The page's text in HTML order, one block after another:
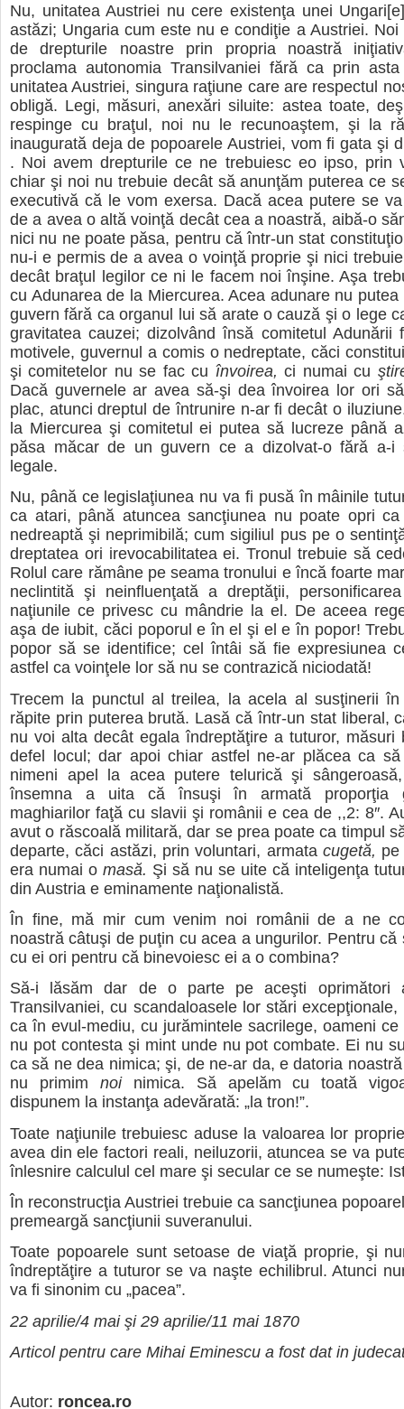
Nu, unitatea Austriei nu cere existenţa unei
astăzi; Ungaria cum este nu e condiţie a Austriei.
de drepturile noastre prin propria noastră
proclama autonomia Transilvaniei fără ca prin
unitatea Austriei, singura raţiune care are respectul
obligă. Legi, măsuri, anexări siluite: astea toate,
respinge cu braţul, noi nu le recunoaştem, şi la
inaugurată deja de popoarele Austriei, vom fi gata şi
. Noi avem drepturile ce ne trebuiesc eo ipso, prin
chiar şi noi nu trebuie decât să anunţăm puterea ce
executivă că le vom exersa. Dacă acea putere se
de a avea o altă voinţă decât cea a noastră, aibă-o
nici nu ne poate păsa, pentru că într-un stat
nu-i e permis de a avea o voinţă proprie şi nici
decât braţul legilor ce ni le facem noi înşine. Aşa
cu Adunarea de la Miercurea. Acea adunare nu
guvern fără ca organul lui să arate o cauză şi o lege
gravitatea cauzei; dizolvând însă comitetul Adunării
motivele, guvernul a comis o nedreptate, căci
şi comitetelor nu se fac cu învoirea, ci numai cu
Dacă guvernele ar avea să-şi dea învoirea lor ori
plac, atunci dreptul de întrunire n-ar fi decât o
la Miercurea şi comitetul ei putea să lucreze până
păsa măcar de un guvern ce a dizolvat-o fără a-i
legale.
Nu, până ce legislaţiunea nu va fi pusă în mâinile
ca atari, până atuncea sancţiunea nu poate opri
nedreaptă şi neprimibilă; cum sigiliul pus pe o
dreptatea ori irevocabilitatea ei. Tronul trebuie să
Rolul care rămâne pe seama tronului e încă foarte
neclintită şi neinfluenţată a dreptăţii,
naţiunile ce privesc cu mândrie la el. De aceea
aşa de iubit, căci poporul e în el şi el e în popor!
popor să se identifice; cel întâi să fie expresiunea
astfel ca voinţele lor să nu se contrazică niciodată!
Trecem la punctul al treilea, la acela al susţinerii
răpite prin puterea brută. Lasă că într-un stat liberal,
nu voi alta decât egala îndreptăţire a tuturor, măsuri
defel locul; dar apoi chiar astfel ne-ar plăcea ca
nimeni apel la acea putere telurică şi
însemna a uita că însuşi în armată proporţia
maghiarilor faţă cu slavii şi românii e cea de ,,2: 8″.
avut o răscoală militară, dar se prea poate ca timpul
departe, căci astăzi, prin voluntari, armata cugetă,
era numai o masă. Şi să nu se uite că inteligenţa
din Austria e eminamente naţionalistă.
În fine, mă mir cum venim noi românii de a ne
noastră câtuşi de puţin cu acea a ungurilor. Pentru că
cu ei ori pentru că binevoiesc ei a o combina?
Să-i lăsăm dar de o parte pe aceşti oprimători
Transilvaniei, cu scandaloasele lor stări
ca în evul-mediu, cu jurămintele sacrilege, oameni ce
nu pot contesta şi mint unde nu pot combate. Ei nu
ca să ne dea nimica; şi, de ne-ar da, e datoria
nu primim noinimica. Să apelăm cu toată
dispunem la instanţa adevărată: „la tron!”.
Toate naţiunile trebuiesc aduse la valoarea lor
avea din ele factori reali, neiluzorii, atuncea se va
înlesnire calculul cel mare şi secular ce se numeşte:
În reconstrucţia Austriei trebuie ca sancţiunea
premeargă sancţiunii suveranului.
Toate popoarele sunt setoase de viaţă proprie, şi
îndreptăţire a tuturor se va naşte echilibrul. Atunci
va fi sinonim cu „pacea”.
22 aprilie/4 mai şi 29 aprilie/11 mai 1870
Articol pentru care Mihai Eminescu a fost dat in
Autor: roncea.ro